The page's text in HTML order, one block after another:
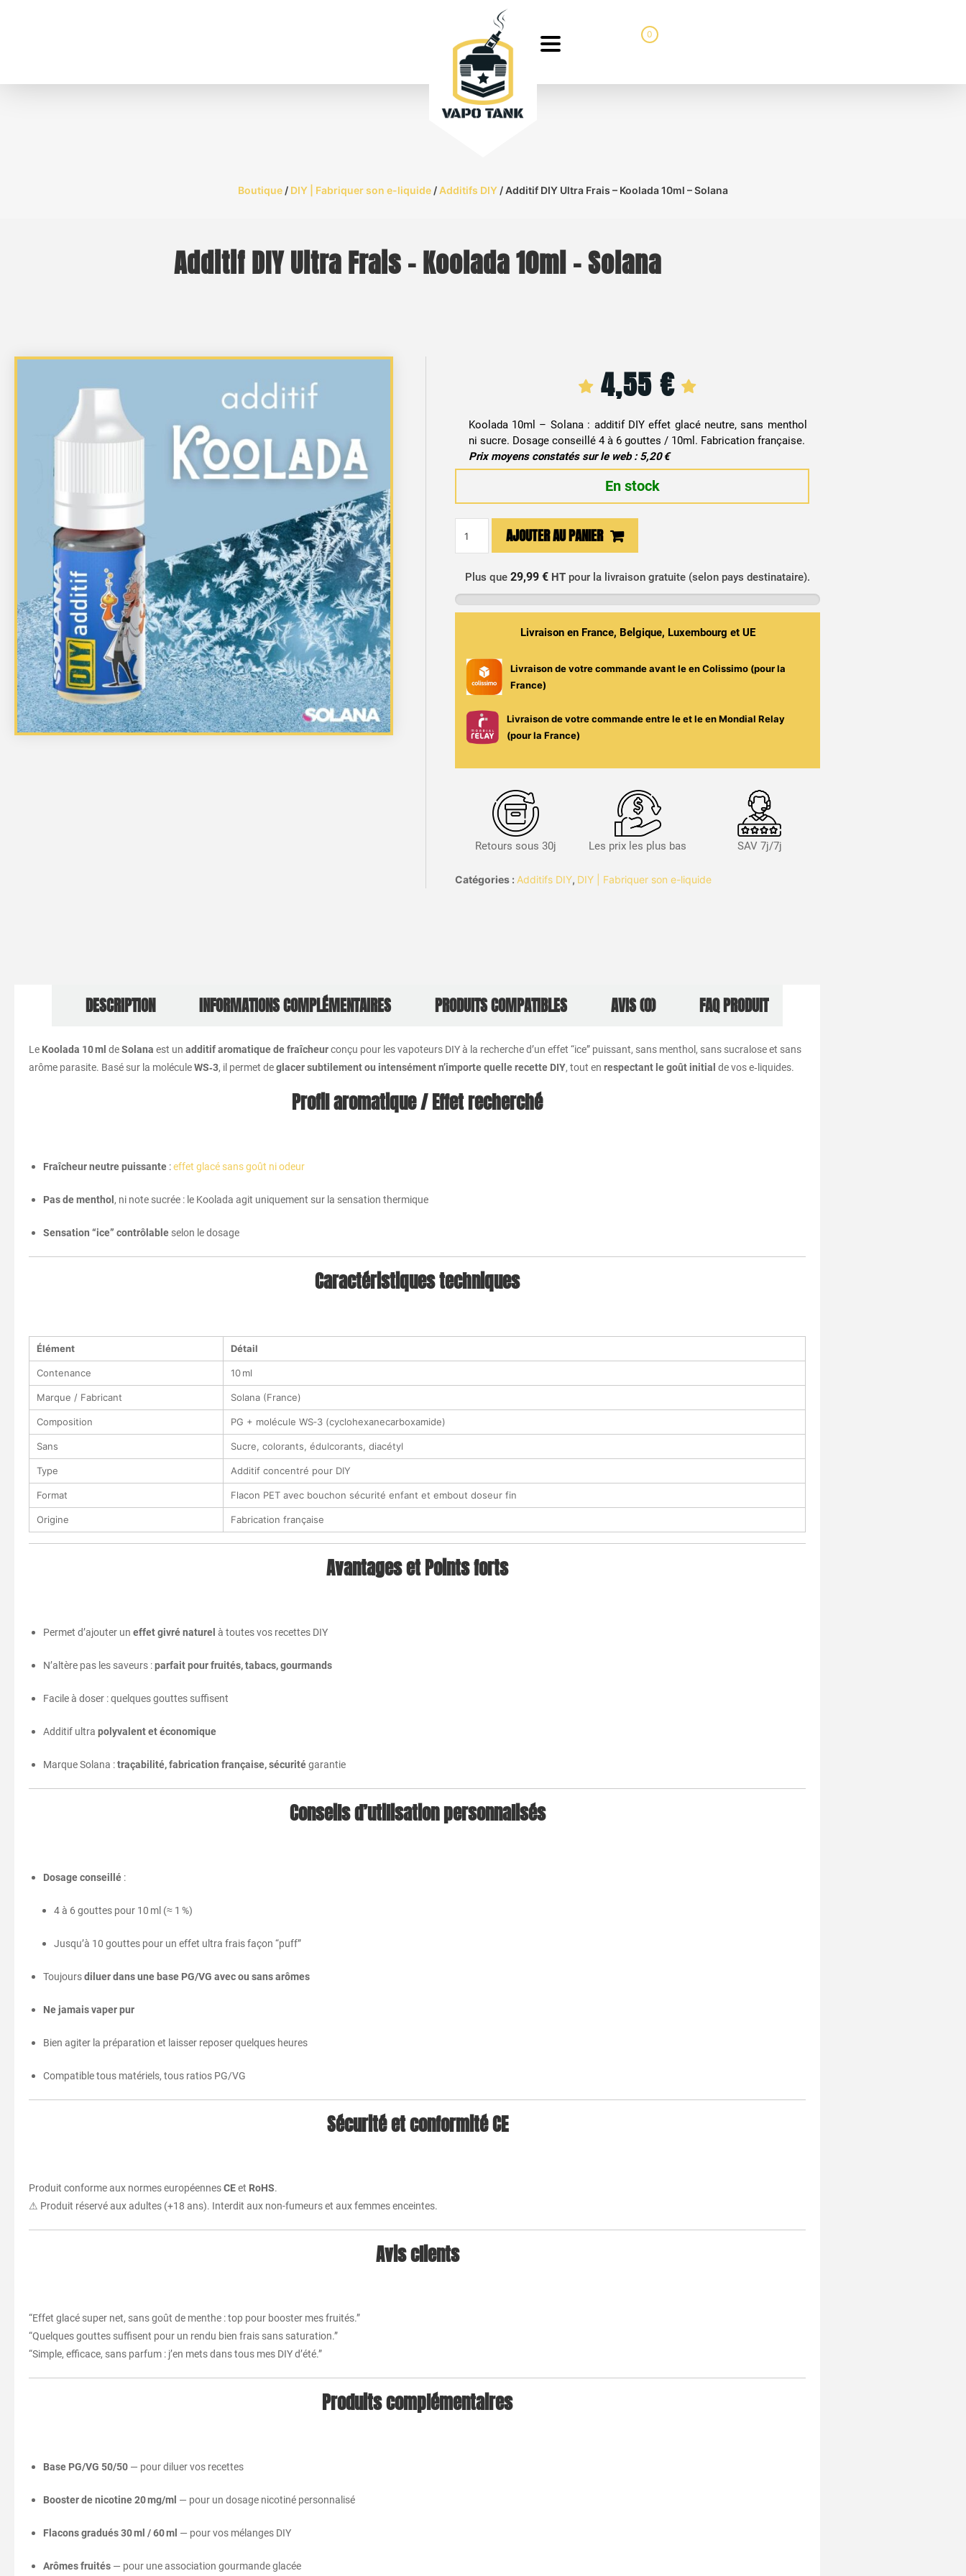
0
Boutique / DIY | Fabriquer son e-liquide / Additifs DIY / Additif DIY Ultra Frais – Koolada 10ml – Solana
Additif DIY Ultra Frais – Koolada 10ml – Solana
4,55 €
Koolada 10ml – Solana : additif DIY effet glacé neutre, sans menthol
ni sucre. Dosage conseillé 4 à 6 gouttes / 10ml. Fabrication française.
Prix moyens constatés sur le web : 5,20 €
En stock
DIY
Ultra
Frais
10ml
Solana
AJOUTER AU PANIER
Plus que29,99 € HT pour la livraison gratuite (selon pays destinataire).
Livraison en France, Belgique, Luxembourg et UE
Livraison de votre commande avant leen Colissimo (pour la
France)
Livraison de votre commande entre leet leen Mondial Relay
(pour la France)
Retours sous 30j Les prix les plus bas SAV 7j/7j
Catégories : Additifs DIY, DIY | Fabriquer son e-liquide
DESCRIPTION INFORMATIONS COMPLÉMENTAIRES PRODUITS COMPATIBLES AVIS (0) FAQ PRODUIT
Le Koolada 10 ml deSolana est un additif aromatique de fraîcheurconçu pour les vapoteurs DIY à la recherche d’un effet “ice” puissant, sans menthol, sans sucralose et sans
arôme parasite. Basé sur la moléculeWS‑3, il permet deglacer subtilement ou intensément n’importe quelle recette DIY, tout en respectant le goût initial de vos e‑liquides.
Profil aromatique / Effet recherché
Fraîcheur neutre puissante :effet glacé sans goût ni odeur
Pas de menthol , ni note sucrée : le Koolada agit uniquement sur la sensation thermique
Sensation “ice” contrôlable selon le dosage
Caractéristiques techniques
Élément Détail
Contenance 10 ml
Marque / Fabricant Solana (France)
Composition PG + molécule WS‑3 (cyclohexanecarboxamide)
Sans Sucre, colorants, édulcorants, diacétyl
Type Additif concentré pour DIY
Format Flacon PET avec bouchon sécurité enfant et embout doseur fin
Origine Fabrication française
Avantages et Points forts
Permet d’ajouter un effet givré naturel à toutes vos recettes DIY
N’altère pas les saveurs :parfait pour fruités, tabacs, gourmands
Facile à doser : quelques gouttes suffisent
Additif ultra polyvalent et économique
Marque Solana :traçabilité, fabrication française, sécuritégarantie
Conseils d’utilisation personnalisés
Dosage conseillé :
4 à 6 gouttes pour 10 ml (≈ 1 %)
Jusqu’à 10 gouttes pour un effet ultra frais façon “puff”
Toujoursdiluer dans une base PG/VG avec ou sans arômes
Ne jamais vaper pur
Bien agiter la préparation et laisser reposer quelques heures
Compatible tous matériels, tous ratios PG/VG
Sécurité et conformité CE
Produit conforme aux normes européennesCEet RoHS.
⚠ Produit réservé aux adultes (+18 ans). Interdit aux non-fumeurs et aux femmes enceintes.
Avis clients
“Effet glacé super net, sans goût de menthe : top pour booster mes fruités.”
“Quelques gouttes suffisent pour un rendu bien frais sans saturation.”
“Simple, efficace, sans parfum : j’en mets dans tous mes DIY d’été.”
Produits complémentaires
Base PG/VG 50/50 — pour diluer vos recettes
Booster de nicotine 20 mg/ml — pour un dosage nicotiné personnalisé
Flacons gradués 30 ml / 60 ml — pour vos mélanges DIY
Arômes fruités — pour une association gourmande glacée